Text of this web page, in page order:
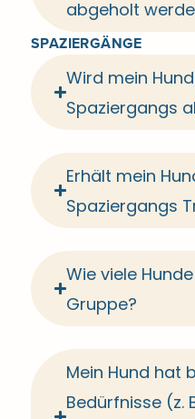
abgeholt
SPAZIERGÄNGE
Wird mein
Spaziergangs
Erhält mein
Spaziergangs
Wie viele
Gruppe?
Mein Hund hat
Bedürfnisse (z.